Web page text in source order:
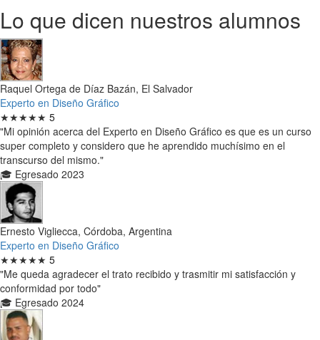
Lo que dicen nuestros alumnos
Raquel Ortega de Díaz Bazán, El Salvador
Experto en Diseño Gráfico
★★★★★ 5
"Mi opinión acerca del Experto en Diseño Gráfico es que es un curso
super completo y considero que he aprendido muchísimo en el
transcurso del mismo."
🎓 Egresado 2023
Ernesto Vigliecca, Córdoba, Argentina
Experto en Diseño Gráfico
★★★★★ 5
"Me queda agradecer el trato recibido y trasmitir mi satisfacción y
conformidad por todo"
🎓 Egresado 2024